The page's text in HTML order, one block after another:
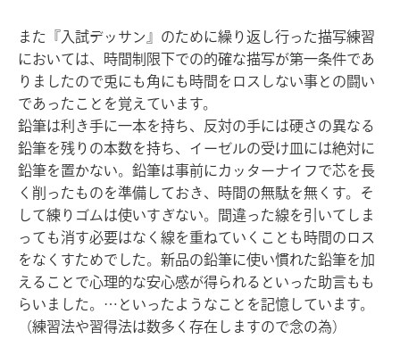
また『入試デッサン』のために繰り返し行った描写練習
においては、時間制限下での的確な描写が第一条件であ
りましたので兎にも角にも時間をロスしない事との闘い
であったことを覚えています。
鉛筆は利き手に一本を持ち、反対の手には硬さの異なる
鉛筆を残りの本数を持ち、イーゼルの受け皿には絶対に
鉛筆を置かない。鉛筆は事前にカッターナイフで芯を長
く削ったものを準備しておき、時間の無駄を無くす。そ
して練りゴムは使いすぎない。間違った線を引いてしま
っても消す必要はなく線を重ねていくことも時間のロス
をなくすためでした。新品の鉛筆に使い慣れた鉛筆を加
えることで心理的な安心感が得られるといった助言もも
らいました。…といったようなことを記憶しています。
（練習法や習得法は数多く存在しますので念の為）